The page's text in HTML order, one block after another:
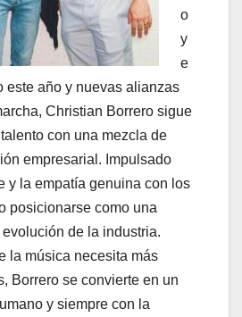
o
y
e
este año y nuevas alianzas
Christian Borrero sigue
con una mezcla de
empresarial. Impulsado
y la empatía genuina con los
posicionarse como una
de la industria.
la música necesita más
Borrero se convierte en un
y siempre con la